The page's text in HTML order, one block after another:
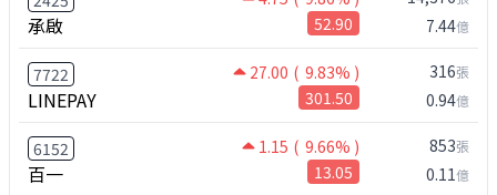
承啟 52.90 7.44億
7722 27.00 ( 9.83% )
LINEPAY 301.50
316張
0.94億
6152 1.15 ( 9.66% )
百一 13.05
853張
0.11億